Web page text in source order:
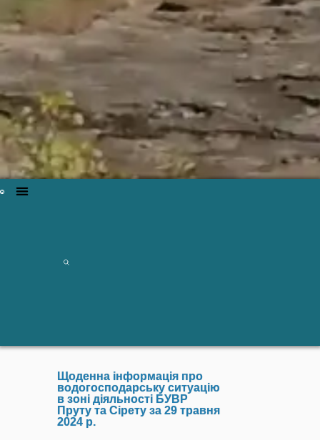
Щоденна інформація про
водогосподарську ситуацію
в зоні діяльності БУВР
Пруту та Сірету за 29 травня
2024 р.